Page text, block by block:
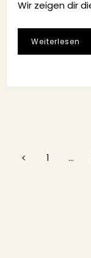
Wir zeigen dir
Weiterlesen
1 …